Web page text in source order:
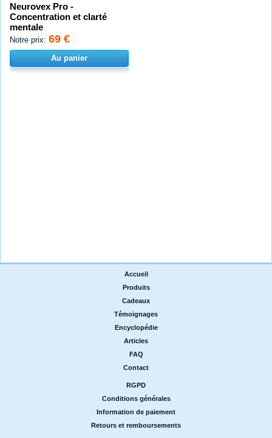
Neurovex Pro -
Concentration et clarté
mentale
Notre prix: 69 €
Au panier
Accueil
Produits
Cadeaux
Témoignages
Encyclopédie
Articles
FAQ
Contact
RGPD
Conditions générales
Information de paiement
Retours et remboursements